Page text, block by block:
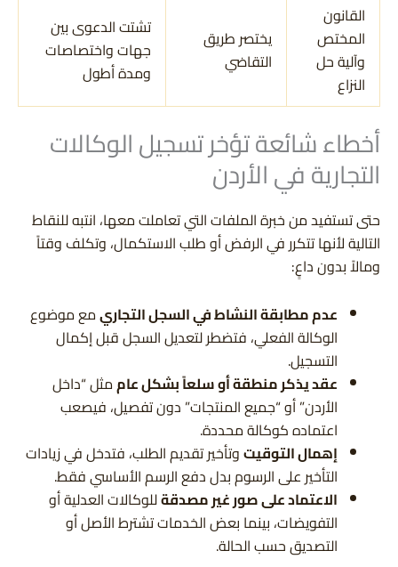
القانون
المختص
وآلية حل
النزاع
يختصر طريق
التقاضي
تشتت الدعوى بين
جهات واختصاصات
ومدة أطول
أخطاء شائعة تؤخر تسجيل الوكالات
التجارية في الأردن
حتى تستفيد من خبرة الملفات التي تعاملت معها، انتبه للنقاط
التالية لأنها تتكرر في الرفض أو طلب الاستكمال، وتكلف وقتاً
ومالاً بدون داعٍ:
عدم مطابقة النشاط في السجل التجاريمع موضوع
الوكالة الفعلي، فتضطر لتعديل السجل قبل إكمال
التسجيل.
عقد يذكر منطقة أو سلعاً بشكل عاممثل “داخل
الأردن” أو “جميع المنتجات” دون تفصيل، فيصعب
اعتماده كوكالة محددة.
إهمال التوقيتوتأخير تقديم الطلب، فتدخل في زيادات
التأخير على الرسوم بدل دفع الرسم الأساسي فقط.
الاعتماد على صور غير مصدقةللوكالات العدلية أو
التفويضات، بينما بعض الخدمات تشترط الأصل أو
التصديق حسب الحالة.